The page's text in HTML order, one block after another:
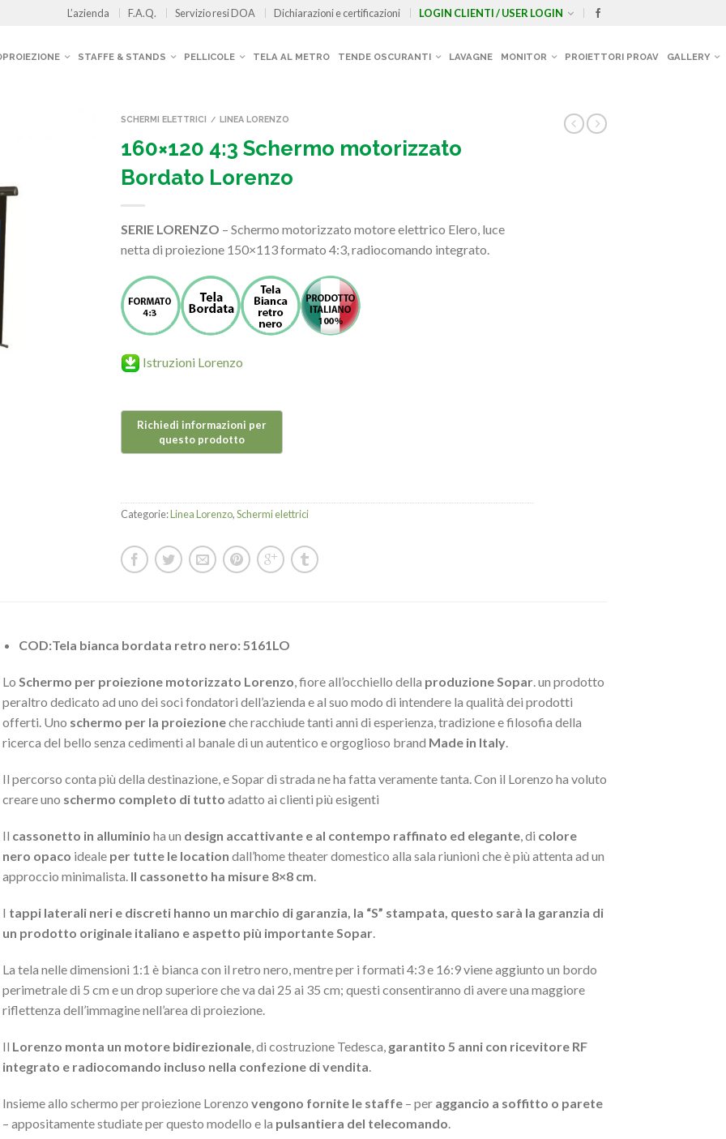
L’azienda F.A.Q. Servizio resi DOA Dichiarazioni e certificazioni LOGIN CLIENTI / USER LOGIN
STAFFE & STANDS PELLICOLE TELA AL METRO TENDE OSCURANTI LAVAGNE MONITOR PROIETTORI PROAV GALLERY
SCHERMI ELETTRICI / LINEA LORENZO
160×120 4:3 Schermo motorizzato
Bordato Lorenzo
SERIE LORENZO – Schermo motorizzato motore elettrico Elero, luce
netta di proiezione 150×113 formato 4:3, radiocomando integrato.
Istruzioni Lorenzo
Categorie:Linea Lorenzo,Schermi elettrici
COD:Tela bianca bordata retro nero: 5161LO
Lo Schermo per proiezione motorizzato Lorenzo, fiore all’occhiello della produzione Sopar. un prodotto
peraltro dedicato ad uno dei soci fondatori dell’azienda e al suo modo di intendere la qualità dei prodotti
offerti. Uno schermo per la proiezioneche racchiude tanti anni di esperienza, tradizione e filosofia della
ricerca del bello senza cedimenti al banale di un autentico e orgoglioso brand Made in Italy.
Il percorso conta più della destinazione, e Sopar di strada ne ha fatta veramente tanta. Con il Lorenzo ha voluto
creare uno schermo completo di tutto adatto ai clienti più esigenti
Il cassonetto in alluminio ha un design accattivante e al contempo raffinato ed elegante, di colore
nero opaco ideale per tutte le location dall’home theater domestico alla sala riunioni che è più attenta ad un
approccio minimalista.Il cassonetto ha misure 8×8 cm.
I tappi laterali neri e discreti hanno un marchio di garanzia, la “S” stampata, questo sarà la garanzia di
un prodotto originale italiano e aspetto più importante Sopar.
La tela nelle dimensioni 1:1 è bianca con il retro nero, mentre per i formati 4:3 e 16:9 viene aggiunto un bordo
perimetrale di 5 cm e un drop superiore che va dai 25 ai 35 cm; questi consentiranno di avere una maggiore
riflettenza dell’immagine nell’area di proiezione.
Il Lorenzo monta un motore bidirezionale, di costruzione Tedesca, garantito 5 anni con ricevitore RF
integrato e radiocomando incluso nella confezione di vendita.
Insieme allo schermo per proiezione Lorenzo vengono fornite le staffe– per aggancio a soffitto o parete
– appositamente studiate per questo modello e la pulsantiera del telecomando.